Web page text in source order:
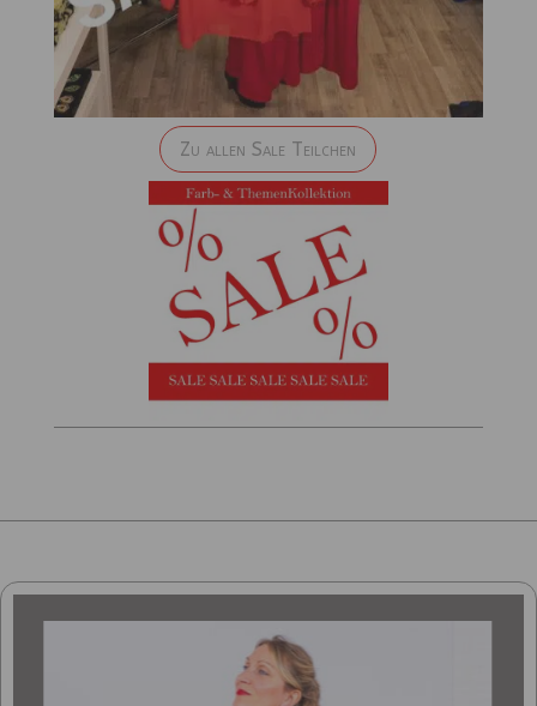
Zu allen Sale Teilchen